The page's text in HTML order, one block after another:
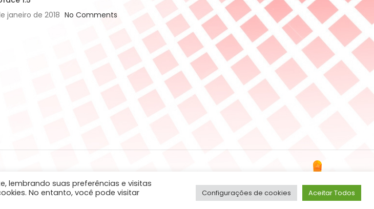
janeiro de 2018 No Comments
lembrando suas preferências e visitas
No entanto, você pode visitar
Configurações de cookies Aceitar Todos